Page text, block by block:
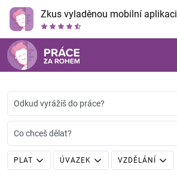
Zkus vyladěnou mobilní aplikaci
Odkud vyrážíš do práce?
Co chceš dělat?
PLAT ÚVAZEK VZDĚLÁNÍ